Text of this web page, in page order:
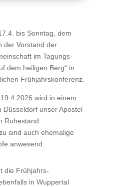
bis Sonntag, dem
der Vorstand der
im Tagungs-
dem heiligen Berg“ in
Frühjahrskonferenz.
wird in einem
Düsseldorf unser Apostel
Ruhestand
sind auch ehemalige
anwesend.
die Frühjahrs-
in Wuppertal